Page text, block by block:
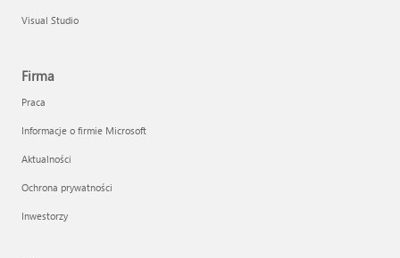
Visual Studio
Firma
Praca
Informacje o firmie Microsoft
Aktualności
Ochrona prywatności
Inwestorzy